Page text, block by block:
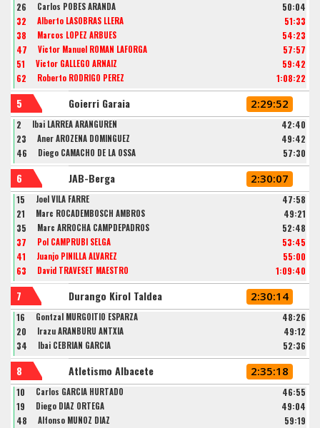
26
Carlos POBES ARANDA
50:04
32
Alberto LASOBRAS LLERA
51:33
38
Marcos LOPEZ ARBUES
54:23
47
Victor Manuel ROMAN LAFORGA
57:57
51
Victor GALLEGO ARNAIZ
59:42
62
Roberto RODRIGO PEREZ 1:08:22
5 Goierri Garaia 2:29:52
2 Ibai LARREA ARANGUREN
42:40
23
Aner AROZENA DOMINGUEZ
49:42
46
Diego CAMACHO DE LA OSSA 57:30
6 JAB-Berga 2:30:07
15 Joel VILA FARRE
47:58
21
Marc ROCADEMBOSCH AMBROS
49:21
35
Marc ARROCHA CAMPDEPADROS
52:48
37
Pol CAMPRUBÍ SELGA
53:45
41
Juanjo PINILLA ALVAREZ
55:00
63
David TRAVESET MAESTRO 1:09:40
7 Durango Kirol Taldea 2:30:14
16 Gontzal MURGOITIO ESPARZA
48:26
20
Irazu ARANBURU ANTXIA
49:12
34
Ibai CEBRIAN GARCIA 52:36
8 Atletismo Albacete 2:35:18
10 Carlos GARCIA HURTADO
46:55
19
Diego DIAZ ORTEGA
49:04
48
Alfonso MUÑOZ DIAZ 59:19